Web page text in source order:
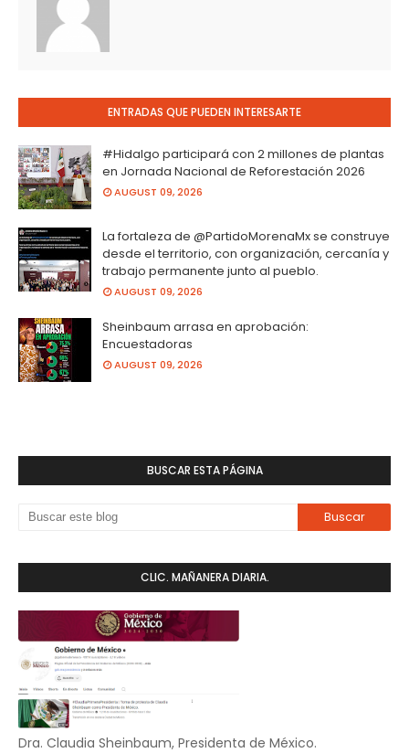
ENTRADAS QUE PUEDEN INTERESARTE
#Hidalgo participará con 2 millones de plantas
en Jornada Nacional de Reforestación 2026
AUGUST 09, 2026
La fortaleza de @PartidoMorenaMx se construye
desde el territorio, con organización, cercanía y
trabajo permanente junto al pueblo.
AUGUST 09, 2026
Sheinbaum arrasa en aprobación:
Encuestadoras
AUGUST 09, 2026
BUSCAR ESTA PÁGINA
CLIC. MAÑANERA DIARIA.
Dra. Claudia Sheinbaum, Presidenta de México.